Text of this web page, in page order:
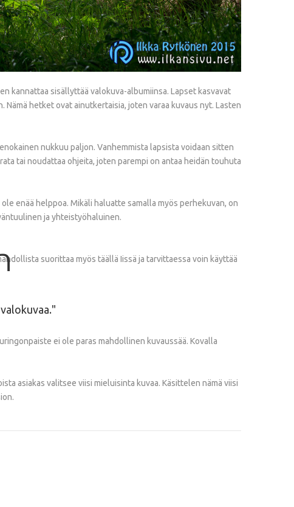
kannattaa sisällyttää valokuva-albumiinsa. Lapset kasvavat
hetket ovat ainutkertaisia, joten varaa kuvaus nyt. Lasten
nukkuu paljon. Vanhemmista lapsista voidaan sitten
tai noudattaa ohjeita, joten parempi on antaa heidän touhuta
enää helppoa. Mikäli haluatte samalla myös perhekuvan, on
ja yhteistyöhaluinen.
suorittaa myös täällä Iissä ja tarvittaessa voin käyttää
ei ole paras mahdollinen kuvaussää. Kovalla
asiakas valitsee viisi mieluisinta kuvaa. Käsittelen nämä viisi